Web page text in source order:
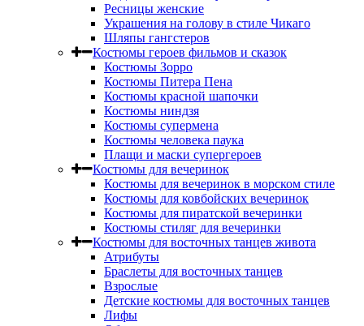
Ресницы женские
Украшения на голову в стиле Чикаго
Шляпы гангстеров
Костюмы героев фильмов и сказок
Костюмы Зорро
Костюмы Питера Пена
Костюмы красной шапочки
Костюмы ниндзя
Костюмы супермена
Костюмы человека паука
Плащи и маски супергероев
Костюмы для вечеринок
Костюмы для вечеринок в морском стиле
Костюмы для ковбойских вечеринок
Костюмы для пиратской вечеринки
Костюмы стиляг для вечеринки
Костюмы для восточных танцев живота
Атрибуты
Браслеты для восточных танцев
Взрослые
Детские костюмы для восточных танцев
Лифы